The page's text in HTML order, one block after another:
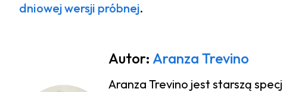
dniowej wersji próbnej.
Autor: Aranza Trevino
Aranza Trevino jest starszą